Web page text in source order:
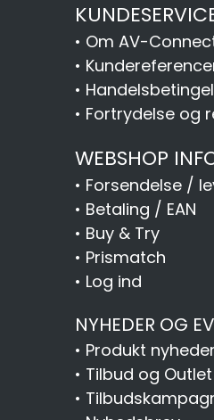
• Om AV-
•
•
• Fortrydelse og
WEBSHOP
• Forsendelse /
• Betaling / EAN
• Buy & Try
• Prismatch
• Log ind
NYHEDER OG
• Produkt nyheder
• Tilbud og Outlet
•